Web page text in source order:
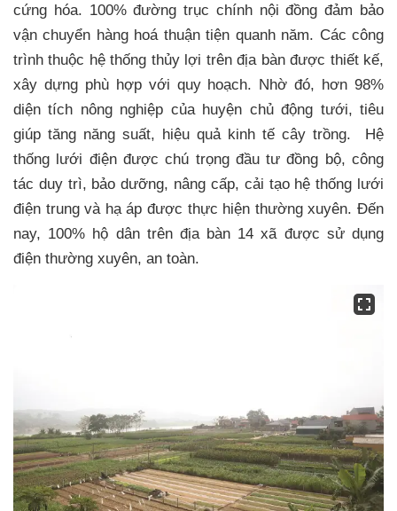
cứng hóa. 100% đường trục chính nội đồng đảm bảo
vận chuyển hàng hoá thuận tiện quanh năm. Các công
trình thuộc hệ thống thủy lợi trên địa bàn được thiết kế,
xây dựng phù hợp với quy hoạch. Nhờ đó, hơn 98%
diện tích nông nghiệp của huyện chủ động tưới, tiêu
giúp tăng năng suất, hiệu quả kinh tế cây trồng. Hệ
thống lưới điện được chú trọng đầu tư đồng bộ, công
tác duy trì, bảo dưỡng, nâng cấp, cải tạo hệ thống lưới
điện trung và hạ áp được thực hiện thường xuyên. Đến
nay, 100% hộ dân trên địa bàn 14 xã được sử dụng
điện thường xuyên, an toàn.